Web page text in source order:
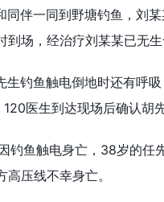
伴一同到野塘钓鱼，刘
场，经治疗刘某某已无生
钓鱼触电倒地时还有呼
医生到达现场后确认胡
钓鱼触电身亡，38岁的任
压线不幸身亡。